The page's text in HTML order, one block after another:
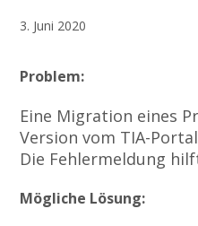
3. Juni 2020
Problem:
Eine Migration eines
Version vom TIA-
Die Fehlermeldung
Mögliche Lösung: